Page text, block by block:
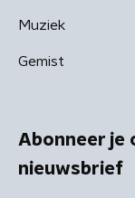
Muziek
Gemist
Abonneer je
nieuwsbrief